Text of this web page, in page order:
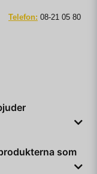
Telefon: 08-21 05 80
fälg- och
som